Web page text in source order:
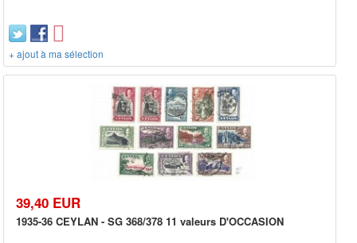
+ ajout à ma sélection
39,40 EUR
1935-36 CEYLAN - SG 368/378 11 valeurs D'OCCASION